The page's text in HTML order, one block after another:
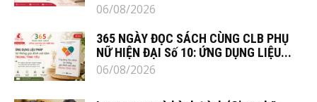
06/08/2026
365 NGÀY ĐỌC SÁCH CÙNG CLB PHỤ
NỮ HIỆN ĐẠI Số 10: ỨNG DỤNG LIỆU...
06/08/2026